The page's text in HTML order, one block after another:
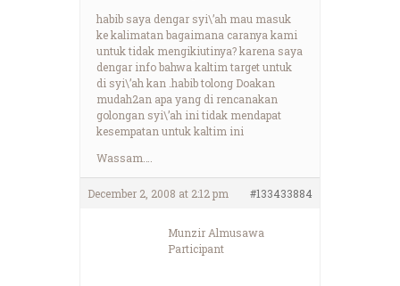
habib saya dengar syi\’ah mau masuk
ke kalimatan bagaimana caranya kami
untuk tidak mengikiutinya? karena saya
dengar info bahwa kaltim target untuk
di syi\’ah kan .habib tolong Doakan
mudah2an apa yang di rencanakan
golongan syi\’ah ini tidak mendapat
kesempatan untuk kaltim ini
Wassam….
December 2, 2008 at 2:12 pm #133433884
Munzir Almusawa
Participant